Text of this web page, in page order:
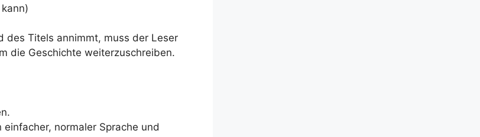
des Titels annimmt, muss der Leser
die Geschichte weiterzuschreiben.
normaler Sprache und